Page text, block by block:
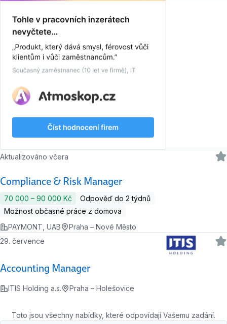
Compliance & Risk Manager
Aktualizováno včera
70 000 ‍–‍ 90 000 Kč
Odpověď do 2 týdnů
Možnost občasné práce z domova
PAYMONT, UAB
Praha – Nové Město
Accounting Manager
29. července
ITIS Holding a.s. Praha – Holešovice
Toto jsou všechny nabídky, které odpovídají Vašemu zadání.